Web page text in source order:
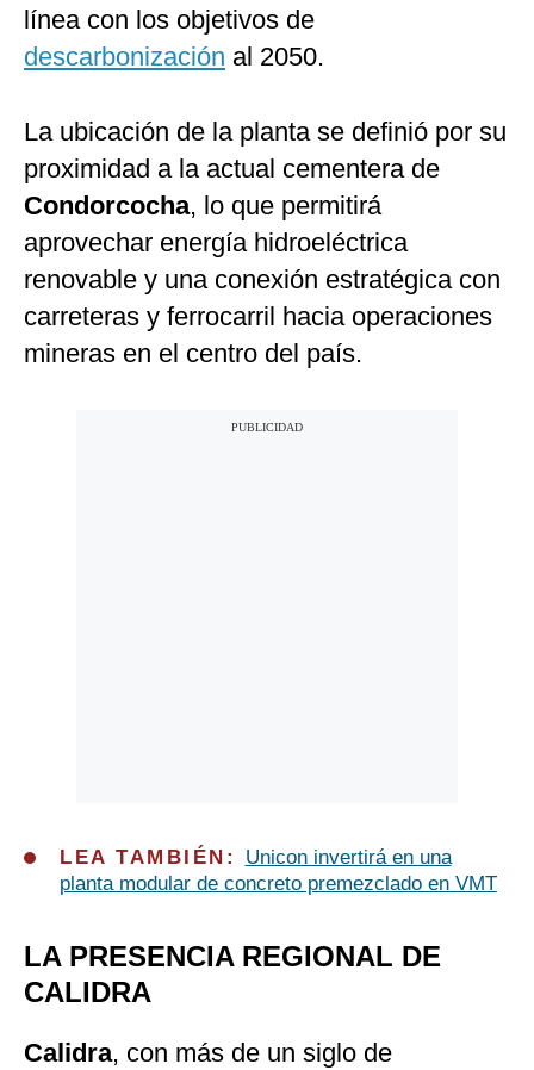
línea con los objetivos de
descarbonización al 2050.
La ubicación de la planta se definió por su
proximidad a la actual cementera de
Condorcocha, lo que permitirá
aprovechar energía hidroeléctrica
renovable y una conexión estratégica con
carreteras y ferrocarril hacia operaciones
mineras en el centro del país.
LEA TAMBIÉN: Unicon invertirá en una
planta modular de concreto premezclado en VMT
LA PRESENCIA REGIONAL DE
CALIDRA
Calidra, con más de un siglo de